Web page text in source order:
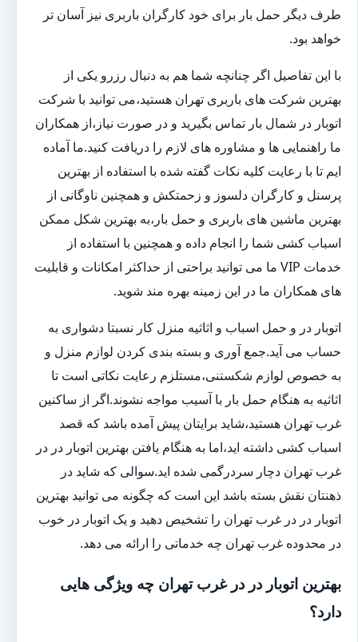
طرف دیگر حمل بار برای خود کارگران باربری نیز آسان تر
خواهد بود.
با این تفاصیل اگر چنانچه شما هم به دنبال رزرو یکی از
بهترین شرکت های باربری تهران هستید،می توانید با شرکت
اتوبار در شمال بار تماس بگیرید و در صورت نیاز،از همکاران
ما راهنمایی ها و مشاوره های لازم را دریافت کنید.ما آماده
ایم تا با رعایت کلیه نکات گفته شده با استفاده از بهترین
پرسنل و کارگران دلسوز و زحمتکش و همچنین ناوگانی از
بهترین ماشین های باربری و حمل بار،به بهترین شکل ممکن
اسباب کشی شما را انجام داده و همچنین با استفاده از
خدمات VIP ما می توانید براحتی از حداکثر امکانات و قابلیت
های همکاران ما در این زمینه بهره مند شوید.
اتوبار در و حمل اسباب و اثاثیه منزل کار نسبتا دشواری به
حساب می آید.جمع آوری و بسته بندی کردن لوازم منزل و
به خصوص لوازم شکستنی،مستلزم رعایت نکاتی است تا
اثاثیه به هنگام حمل بار با آسیب مواجه نشوند.اگر از ساکنین
غرب تهران هستید،شاید برایتان پیش آمده باشد که قصد
اسباب کشی داشته اید،اما به هنگام یافتن بهترین اتوبار در در
غرب تهران دچار سردرگمی شده اید.سوالی که شاید در
ذهنتان نقش بسته باشد این است که چگونه می توانید بهترین
اتوبار در در غرب تهران را تشخیص دهید و یک اتوبار در خوب
در محدوده غرب تهران چه خدماتی را ارائه می دهد.
بهترین اتوبار در در غرب تهران چه ویژگی هایی
دارد؟